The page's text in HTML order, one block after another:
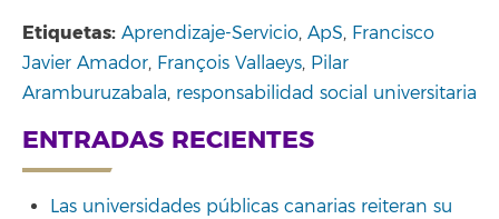
Etiquetas: Aprendizaje-Servicio, ApS, Francisco
Javier Amador, François Vallaeys, Pilar
Aramburuzabala, responsabilidad social universitaria
ENTRADAS RECIENTES
Las universidades públicas canarias reiteran su